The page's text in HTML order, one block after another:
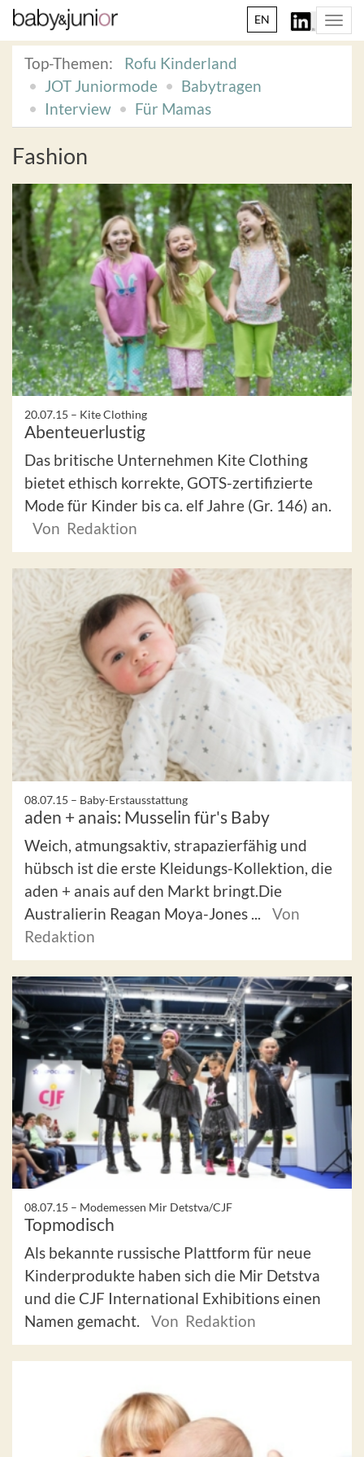
EN
Top-Themen:
Rofu Kinderland
JOT Juniormode
Babytragen
Interview
Für Mamas
Fashion
20.07.15 – Kite Clothing
Abenteuerlustig
Das britische Unternehmen Kite Clothing
bietet ethisch korrekte, GOTS-zertifizierte
Mode für Kinder bis ca. elf Jahre (Gr. 146) an.
Von Redaktion
08.07.15 – Baby-Erstausstattung
aden + anais: Musselin für's Baby
Weich, atmungsaktiv, strapazierfähig und
hübsch ist die erste Kleidungs-Kollektion, die
aden + anais auf den Markt bringt.Die
Australierin Reagan Moya-Jones ...
Von
Redaktion
08.07.15 – Modemessen Mir Detstva/CJF
Topmodisch
Als bekannte russische Plattform für neue
Kinderprodukte haben sich die Mir Detstva
und die CJF International Exhibitions einen
Namen gemacht.
Von Redaktion